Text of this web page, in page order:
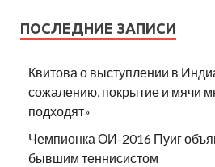
ПОСЛЕДНИЕ ЗАПИСИ
Квитова о выступлении в
сожалению, покрытие и мячи
подходят»
Чемпионка ОИ-2016 Пуиг
бывшим теннисистом